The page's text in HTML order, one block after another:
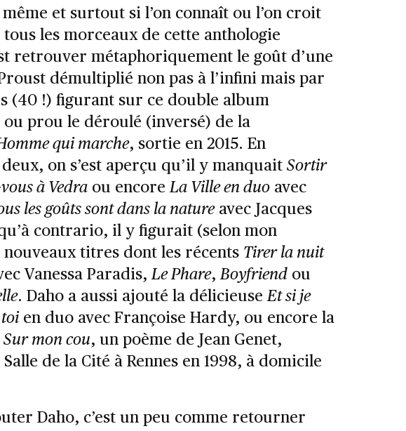
et surtout si l’on connaît ou l’on croit
les morceaux de cette anthologie
retrouver métaphoriquement le goût d’une
démultiplié non pas à l’infini mais par
(40 !) figurant sur ce double album
prou le déroulé (inversé) de la
qui marche, sortie en 2015. En
on s’est aperçu qu’il y manquait Sortir
à Vedraou encoreLa Ville en duoavec
les goûts sont dans la natureavec Jacques
contrario, il y figurait (selon mon
titres dont les récents Tirer la nuit
Vanessa Paradis,Le Phare,Boyfriendou
. Daho a aussi ajouté la délicieuseEt si je
toien duo avec Françoise Hardy, ou encore la
Sur mon cou, un poème de Jean Genet,
de la Cité à Rennes en 1998, à domicile
Daho, c’est un peu comme retourner